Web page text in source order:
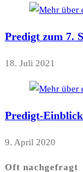
Predigt zum 7.
18. Juli 2021
Predigt-
9. April 2020
Oft nachgefragt